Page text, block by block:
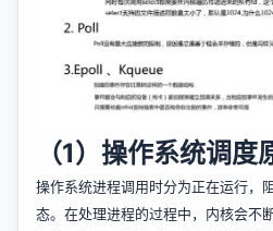
（1）操作系统调度
操作系统进程调用时分为正在运行，
态。在处理进程的过程中，内核会不